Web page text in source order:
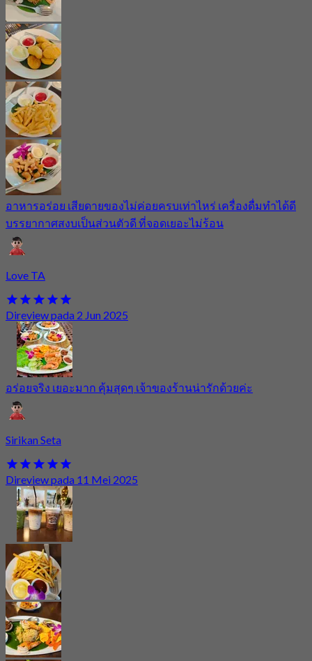
อาหารอร่อย เสียดายของไม่ค่อยครบเท่าไหร่ เครื่องดื่มทำได้ดี
บรรยากาศสงบเป็นส่วนตัวดี ที่จอดเยอะไม่ร้อน
Love TA
Direview pada 2 Jun 2025
อร่อยจริง เยอะมาก คุ้มสุดๆ เจ้าของร้านน่ารักด้วยค่ะ
Sirikan Seta
Direview pada 11 Mei 2025